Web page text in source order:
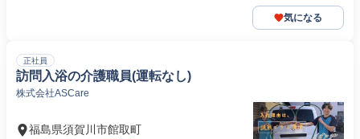
気になる
正社員
訪問入浴の介護職員(運転なし)
株式会社ASCare
福島県須賀川市館取町